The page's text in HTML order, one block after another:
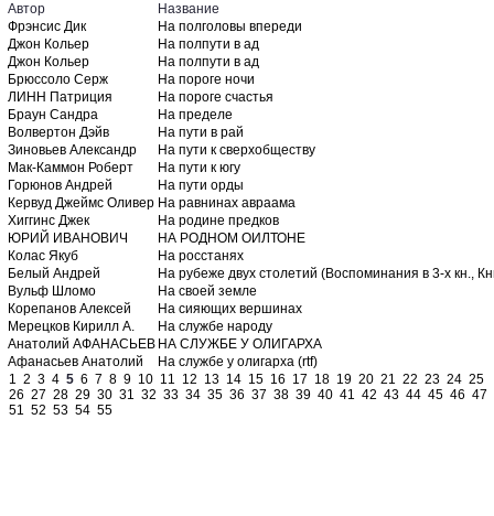
Автор
Название
Фрэнсис Дик
На полголовы впереди
Джон Кольер
На полпути в ад
Джон Кольер
На полпути в ад
Брюссоло Серж
На пороге ночи
ЛИНН Патриция
На пороге счастья
Браун Сандра
На пределе
Волвертон Дэйв
На пути в рай
Зиновьев Александр
На пути к сверхобществу
Мак-Каммон Роберт
На пути к югу
Горюнов Андрей
На пути орды
Кервуд Джеймс Оливер На равнинах авраама
Хиггинс Джек
На родине предков
ЮРИЙ ИВАНОВИЧ
НА РОДНОМ ОИЛТОНЕ
Колас Якуб
На росстанях
Белый Андрей
На рубеже двух столетий (Воспоминания в 3-х кн.,
Вульф Шломо
На своей земле
Корепанов Алексей
На сияющих вершинах
Мерецков Кирилл А.
На службе народу
Анатолий АФАНАСЬЕВ НА СЛУЖБЕ У ОЛИГАРХА
Афанасьев Анатолий
На службе у олигарха (rtf)
1 2 3 4 5 6 7 8 9 10 11 12 13 14 15 16 17 18 19 20 21 22 23 24 25
26 27 28 29 30 31 32 33 34 35 36 37 38 39 40 41 42 43 44 45 46 47
51 52 53 54 55